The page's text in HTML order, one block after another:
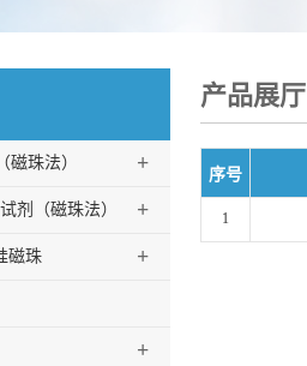
磁珠法） +
剂（磁珠法） +
磁珠 +
+
产品展厅
序号
1